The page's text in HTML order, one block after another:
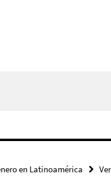
en Latinoamérica